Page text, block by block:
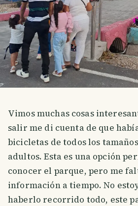
Vimos muchas cosas
salir me di cuenta de que
bicicletas de todos los
adultos. Esta es una opción
conocer el parque, pero me
información a tiempo. No
haberlo recorrido todo, este